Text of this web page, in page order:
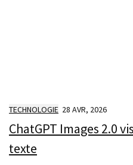
TECHNOLOGIE 28 AVR, 2026
ChatGPT Images 2.0
texte